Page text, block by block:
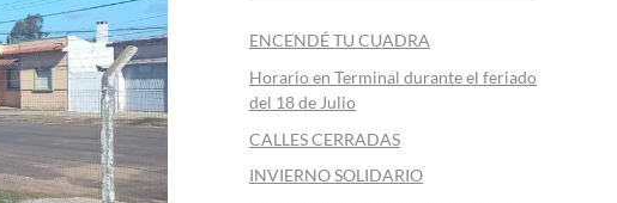
ENCENDÉ TU CUADRA
Horario en Terminal durante el feriado
del 18 de Julio
CALLES CERRADAS
INVIERNO SOLIDARIO